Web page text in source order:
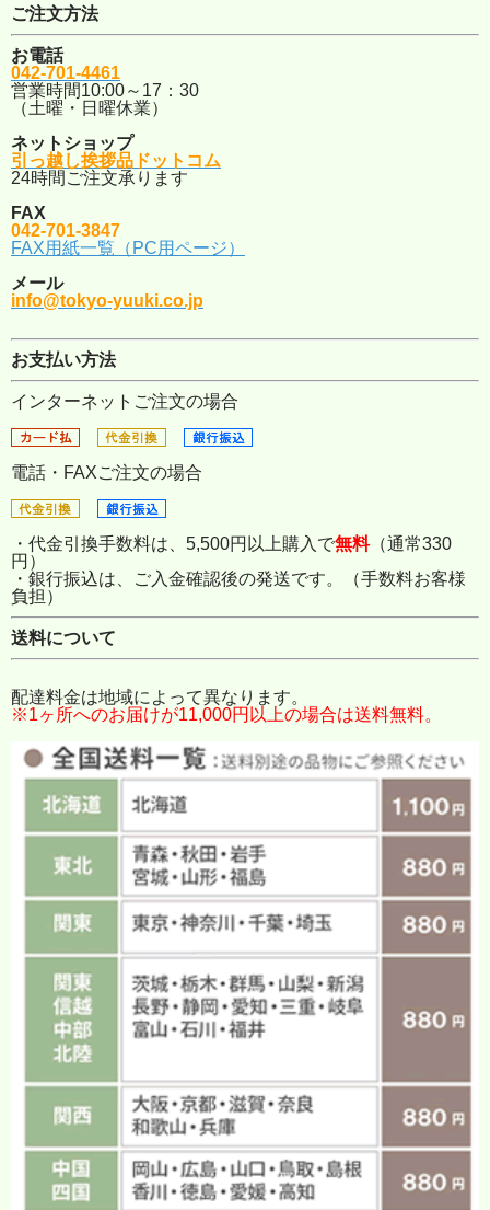
ご注文方法
お電話
042-701-4461
営業時間10:00～17：30
（土曜・日曜休業）
ネットショップ
引っ越し挨拶品ドットコム
24時間ご注文承ります
FAX
042-701-3847
FAX用紙一覧（PC用ページ）
メール
info@tokyo-yuuki.co.jp
お支払い方法
インターネットご注文の場合
電話・FAXご注文の場合
・代金引換手数料は、5,500円以上購入で無料（通常330
円）
・銀行振込は、ご入金確認後の発送です。（手数料お客様
負担）
送料について
配達料金は地域によって異なります。
※1ヶ所へのお届けが11,000円以上の場合は送料無料。